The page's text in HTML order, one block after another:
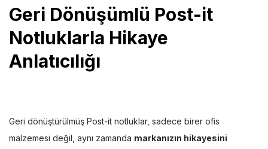
Geri Dönüşümlü Post-it
Notluklarla Hikaye
Anlatıcılığı
Geri dönüştürülmüş Post-it notluklar, sadece birer ofis
malzemesi değil, aynı zamanda markanızın hikayesini